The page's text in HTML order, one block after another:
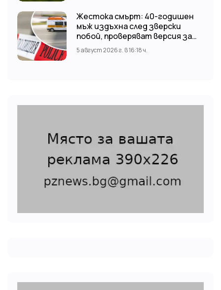
Жестока смърт: 40-годишен
мъж издъхна след зверски
побой, проверяват версия за
нападение от тийнейджъри
5 август 2026 г. в 16:18 ч.